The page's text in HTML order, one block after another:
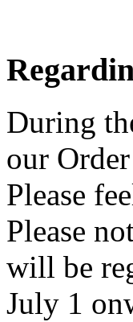
During
our
Please
Please
will be
July 1